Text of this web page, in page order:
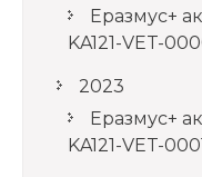
Еразмус+
KA121-VET-
2023
Еразмус+
KA121-VET-